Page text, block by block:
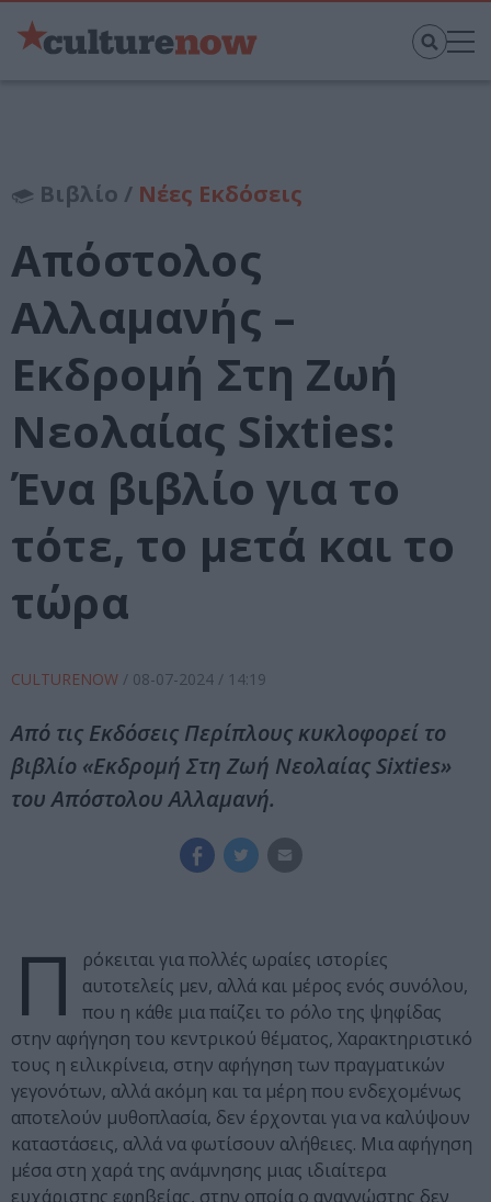
Βιβλίο / Νέες Εκδόσεις
Απόστολος
Αλλαμανής –
Εκδρομή Στη Ζωή
Νεολαίας Sixties:
Ένα βιβλίο για το
τότε, το μετά και το
τώρα
CULTURENOW / 08-07-2024 / 14:19
Από τις Εκδόσεις Περίπλους κυκλοφορεί το
βιβλίο «Εκδρομή Στη Ζωή Νεολαίας Sixties»
του Απόστολου Αλλαμανή.
Π
ρόκειται για πολλές ωραίες ιστορίες
αυτοτελείς μεν, αλλά και μέρος ενός συνόλου,
που η κάθε μια παίζει το ρόλο της ψηφίδας
στην αφήγηση του κεντρικού θέματος, Χαρακτηριστικό
τους η ειλικρίνεια, στην αφήγηση των πραγματικών
γεγονότων, αλλά ακόμη και τα μέρη που ενδεχομένως
αποτελούν μυθοπλασία, δεν έρχονται για να καλύψουν
καταστάσεις, αλλά να φωτίσουν αλήθειες. Μια αφήγηση
μέσα στη χαρά της ανάμνησης μιας ιδιαίτερα
ευχάριστης εφηβείας, στην οποία ο αναγνώστης δεν